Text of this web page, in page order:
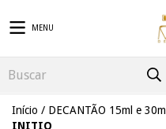
MENU
Início / DECANTÃO 15ml e 30ml
INITIO